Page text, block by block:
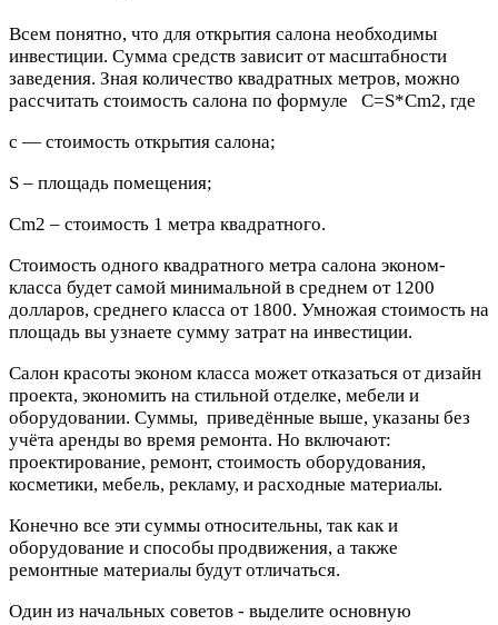
Всем понятно, что для открытия салона необходимы
инвестиции. Сумма средств зависит от масштабности
заведения. Зная количество квадратных метров, можно
рассчитать стоимость салона по формуле С=S*Cm2, где
с — стоимость открытия салона;
S – площадь помещения;
Сm2 – стоимость 1 метра квадратного.
Стоимость одного квадратного метра салона эконом-
класса будет самой минимальной в среднем от 1200
долларов, среднего класса от 1800. Умножая стоимость на
площадь вы узнаете сумму затрат на инвестиции.
Салон красоты эконом класса может отказаться от дизайн
проекта, экономить на стильной отделке, мебели и
оборудовании. Суммы, приведённые выше, указаны без
учёта аренды во время ремонта. Но включают:
проектирование, ремонт, стоимость оборудования,
косметики, мебель, рекламу, и расходные материалы.
Конечно все эти суммы относительны, так как и
оборудование и способы продвижения, а также
ремонтные материалы будут отличаться.
Один из начальных советов - выделите основную